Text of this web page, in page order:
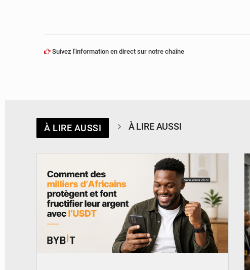
Suivez l'information en direct sur notre chaîne
À LIRE AUSSI À LIRE AUSSI